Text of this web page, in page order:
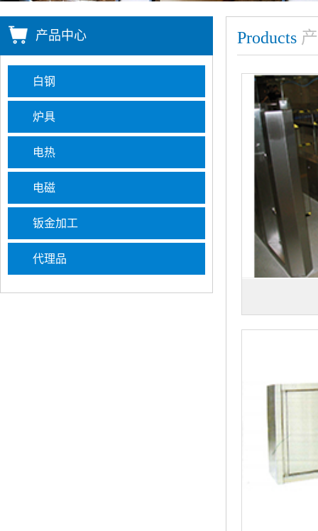
产品中心
白钢
炉具
电热
电磁
钣金加工
代理品
Products